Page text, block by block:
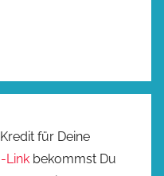
für Deine
Link bekommst Du